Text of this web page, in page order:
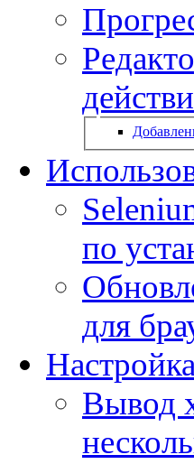
по
для
Вывод